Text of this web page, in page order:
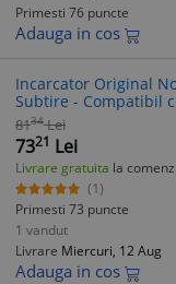
Primesti 76 puncte
Adauga in cos
Incarcator Original
Subtire - Compatibil
1616, 2330, 2600,
N70, C2-00, E63, X2
8134 Lei
7321 Lei
Livrare gratuita la
(1)
Primesti 73 puncte
1 vandut
Livrare Miercuri, 12 Aug
Adauga in cos